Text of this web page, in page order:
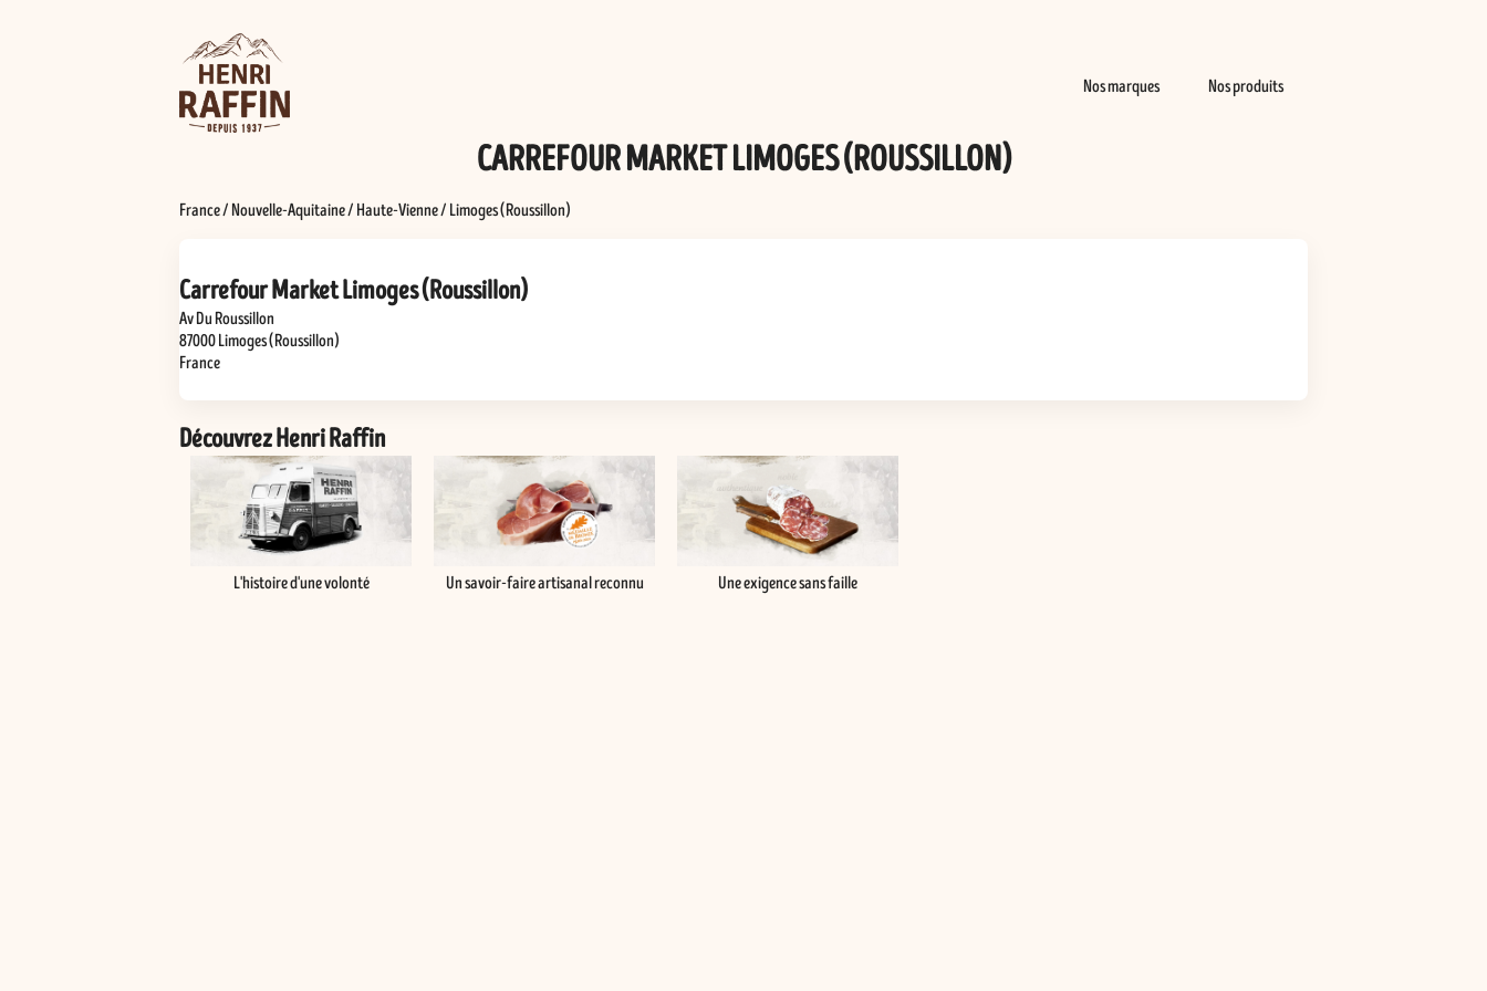
Nos marques Nos produits
CARREFOUR MARKET LIMOGES (ROUSSILLON)
France/Nouvelle-Aquitaine/ Haute-Vienne/ Limoges (Roussillon)
Carrefour Market Limoges (Roussillon)
Av Du Roussillon
87000Limoges (Roussillon)
France
Découvrez Henri Raffin
L'histoire d'une volonté Un savoir-faire artisanal reconnu Une exigence sans faille